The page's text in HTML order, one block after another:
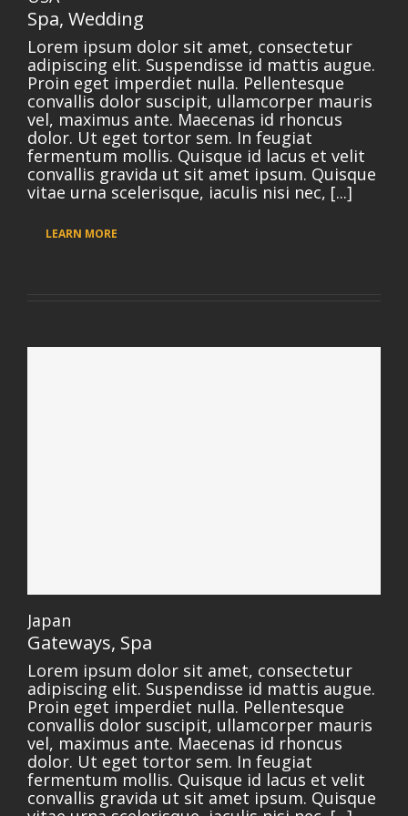
Spa, Wedding
Lorem ipsum dolor sit amet, consectetur
adipiscing elit. Suspendisse id mattis augue.
Proin eget imperdiet nulla. Pellentesque
convallis dolor suscipit, ullamcorper mauris
vel, maximus ante. Maecenas id rhoncus
dolor. Ut eget tortor sem. In feugiat
fermentum mollis. Quisque id lacus et velit
convallis gravida ut sit amet ipsum. Quisque
vitae urna scelerisque, iaculis nisi nec, [...]
LEARN MORE
Japan
Gateways, Spa
Lorem ipsum dolor sit amet, consectetur
adipiscing elit. Suspendisse id mattis augue.
Proin eget imperdiet nulla. Pellentesque
convallis dolor suscipit, ullamcorper mauris
vel, maximus ante. Maecenas id rhoncus
dolor. Ut eget tortor sem. In feugiat
fermentum mollis. Quisque id lacus et velit
convallis gravida ut sit amet ipsum. Quisque